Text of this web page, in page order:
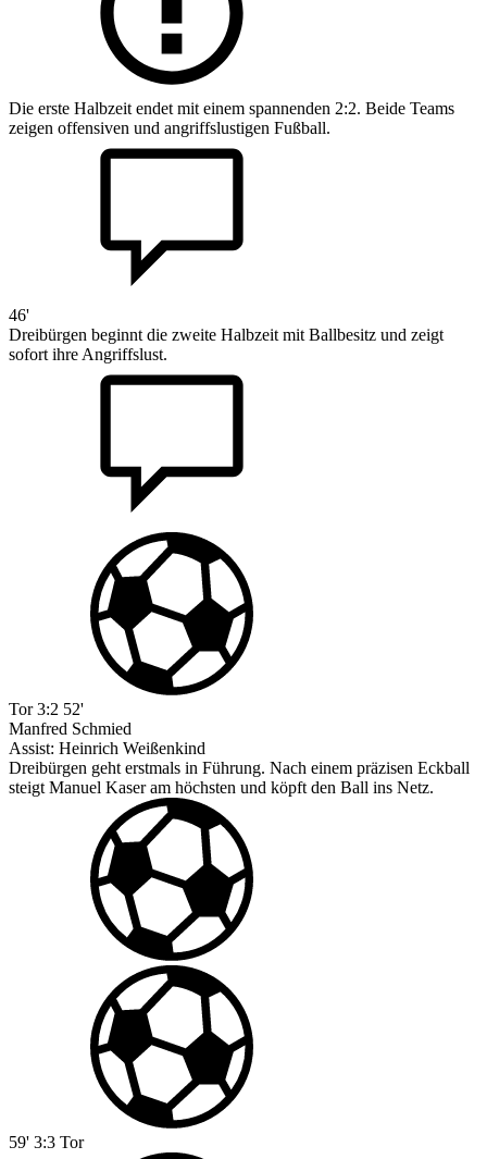
Die erste Halbzeit endet mit einem spannenden 2:2. Beide Teams
zeigen offensiven und angriffslustigen Fußball.
46'
Dreibürgen beginnt die zweite Halbzeit mit Ballbesitz und zeigt
sofort ihre Angriffslust.
Tor 3:2 52'
Manfred Schmied
Assist: Heinrich Weißenkind
Dreibürgen geht erstmals in Führung. Nach einem präzisen Eckball
steigt Manuel Kaser am höchsten und köpft den Ball ins Netz.
59' 3:3 Tor